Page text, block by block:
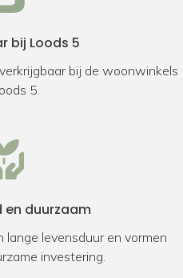
bij Loods 5
bij de woonwinkels
5.
duurzaam
levensduur en vormen
investering.